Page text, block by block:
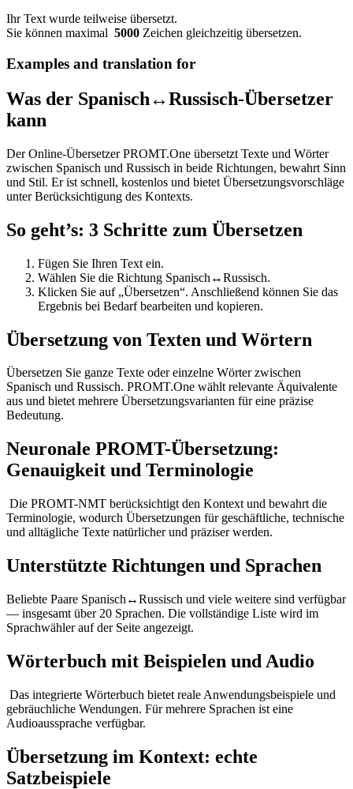
Ihr Text wurde teilweise übersetzt.
Sie können maximal 5000 Zeichen gleichzeitig übersetzen.
Examples and translation for
Was der Spanisch↔Russisch-Übersetzer
kann
Der Online-Übersetzer PROMT.One übersetzt Texte und Wörter
zwischen Spanisch und Russisch in beide Richtungen, bewahrt Sinn
und Stil. Er ist schnell, kostenlos und bietet Übersetzungsvorschläge
unter Berücksichtigung des Kontexts.
So geht’s: 3 Schritte zum Übersetzen
Fügen Sie Ihren Text ein.
Wählen Sie die Richtung Spanisch↔Russisch.
Klicken Sie auf „Übersetzen“. Anschließend können Sie das
Ergebnis bei Bedarf bearbeiten und kopieren.
Übersetzung von Texten und Wörtern
Übersetzen Sie ganze Texte oder einzelne Wörter zwischen
Spanisch und Russisch. PROMT.One wählt relevante Äquivalente
aus und bietet mehrere Übersetzungsvarianten für eine präzise
Bedeutung.
Neuronale PROMT-Übersetzung:
Genauigkeit und Terminologie
Die PROMT-NMT berücksichtigt den Kontext und bewahrt die
Terminologie, wodurch Übersetzungen für geschäftliche, technische
und alltägliche Texte natürlicher und präziser werden.
Unterstützte Richtungen und Sprachen
Beliebte Paare Spanisch↔Russisch und viele weitere sind verfügbar
— insgesamt über 20 Sprachen. Die vollständige Liste wird im
Sprachwähler auf der Seite angezeigt.
Wörterbuch mit Beispielen und Audio
Das integrierte Wörterbuch bietet reale Anwendungsbeispiele und
gebräuchliche Wendungen. Für mehrere Sprachen ist eine
Audioaussprache verfügbar.
Übersetzung im Kontext: echte
Satzbeispiele